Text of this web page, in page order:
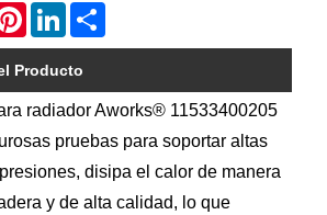
PinterestLinkedIn
Producto
radiador Aworks® 11533400205
pruebas para soportar altas
disipa el calor de manera
y de alta calidad, lo que